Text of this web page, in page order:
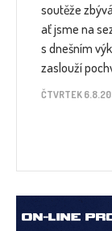
soutěže
ať jsme na
s dnešním
zaslouží
ČTVRTEK